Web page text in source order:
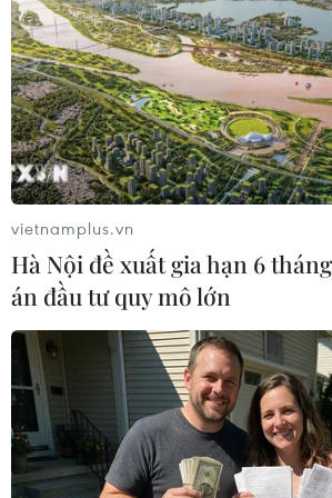
#Janet Yellen
#Hệ thống ngân hàng
#Cục Dự trữ Liên bang Mỹ
#Silicon
#Signature Bank
#Danh mục cho vay
vietnamplus.vn
Hà Nội đề xuất gia hạn 6
án đầu tư quy mô lớn